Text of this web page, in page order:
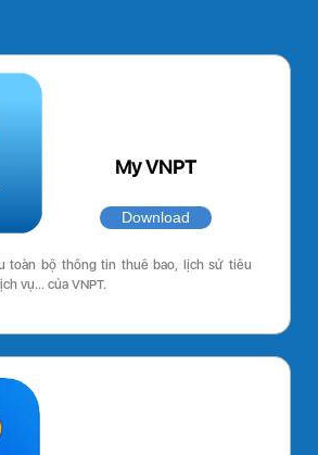
My VNPT
Download
toàn bộ thông tin thuê bao, lịch sử tiêu
vụ… của VNPT.